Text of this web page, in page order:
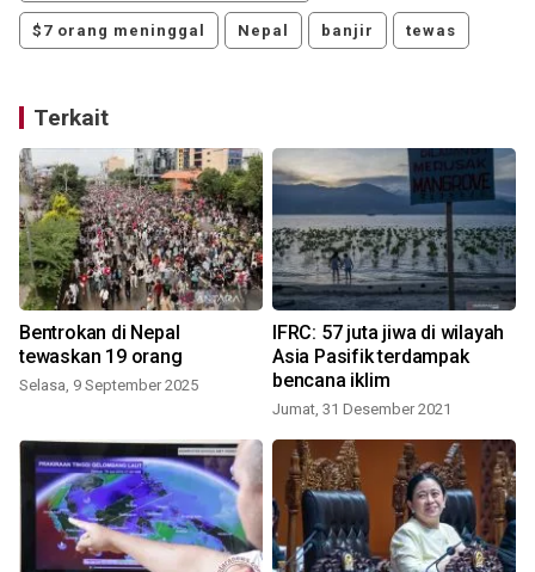
$7 orang meninggal Nepal banjir tewas
Terkait
Bentrokan di Nepal
tewaskan 19 orang
Selasa, 9 September 2025
IFRC: 57 juta jiwa di wilayah
Asia Pasifik terdampak
bencana iklim
Jumat, 31 Desember 2021